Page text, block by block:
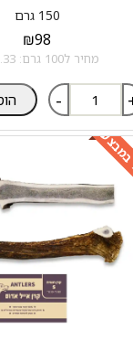
150 גרם
₪98
מחיר ל100 גרם: 65.33 ₪
-